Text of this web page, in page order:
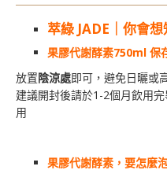
萃綠 JADE｜你會
果膠代謝酵素750ml 保
放置陰涼處即可，避免日曬或
建議開封後請於1-2個月飲用
用
果膠代謝酵素，要怎麼